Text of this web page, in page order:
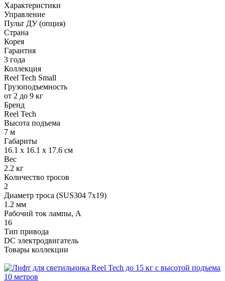
Характеристики
Управление
Пульт ДУ (опция)
Страна
Корея
Гарантия
3 года
Коллекция
Reel Tech Small
Грузоподъемность
от 2 до 9 кг
Бренд
Reel Tech
Высота подъема
7 м
Габариты
16.1 х 16.1 х 17.6 см
Вес
2.2 кг
Количество тросов
2
Диаметр троса (SUS304 7x19)
1.2 мм
Рабочий ток лампы, А
16
Тип привода
DC электродвигатель
Товары коллекции